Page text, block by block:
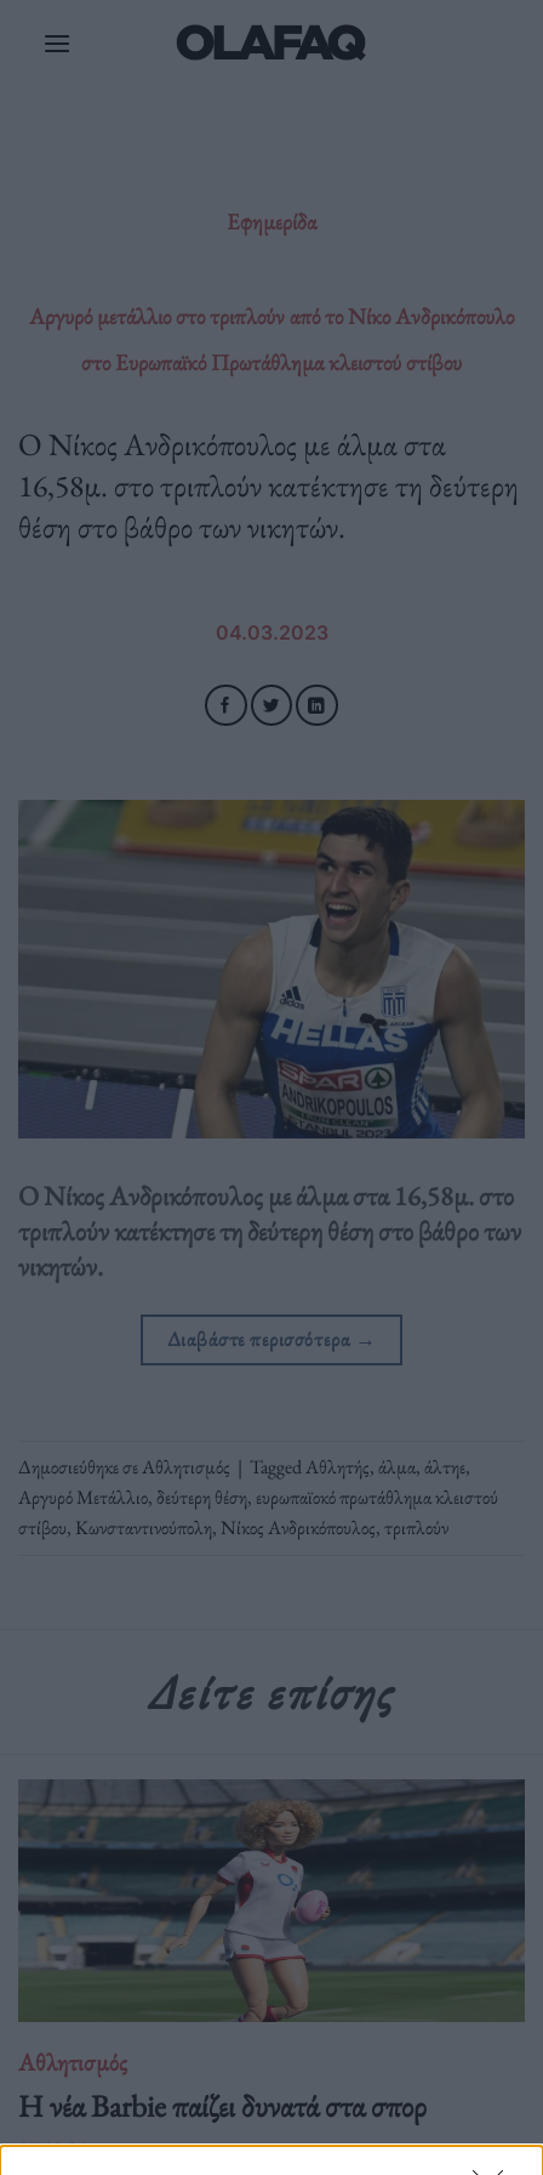
Εφημερίδα
Αργυρό μετάλλιο στο τριπλούν από το Νίκο Ανδρικόπουλο
στο Ευρωπαϊκό Πρωτάθλημα κλειστού στίβου
Ο Νίκος Ανδρικόπουλος με άλμα στα
16,58μ. στο τριπλούν κατέκτησε τη δεύτερη
θέση στο βάθρο των νικητών.
04.03.2023
Ο Νίκος Ανδρικόπουλος με άλμα στα 16,58μ. στο
τριπλούν κατέκτησε τη δεύτερη θέση στο βάθρο των
νικητών.
Διαβάστε περισσότερα →
Δημοσιεύθηκε σεΑθλητισμός | TaggedΑθλητής,άλμα,άλτηε,
Αργυρό Μετάλλιο,δεύτερη θέση, ευρωπαϊοκό πρωτάθλημα κλειστού
στίβου, Κωνσταντινούπολη, Νίκος Ανδρικόπουλος,τριπλούν
Δείτε επίσης
Αθλητισμός
Η νέα Barbie παίζει δυνατά στα σπορ
07.10.25